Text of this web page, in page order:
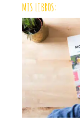
MIS LIBROS: